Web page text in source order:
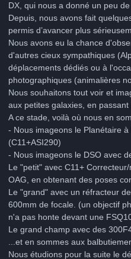
DX, qui nous a donné un peu
Depuis, nous avons fait
permis d’avancer plus
Nous avons eu la chance
d'autres cieux sympathiques
déplacements dédiés ou à
photographiques (animalières
Nous souhaitons tout voir et
aux petites galaxies, en
A ce stade, voilà où nous en
- Nous imageons le Planétaire à
(C11+ASI290)
- Nous imageons le DSO avec
Le "petit" avec C11+
OAG, en obtenant des poses
Le "grand" avec un réfracteur
600mm de focale. (un objectif
n'a pas honte devant une
Le grand champ avec des
...et en sommes aux
Nous étudions pour la suite le